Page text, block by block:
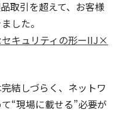
取引を超えて、お客様
した。
キュリティの形ーIIJ×
結しづらく、ネットワ
“現場に載せる”必要が